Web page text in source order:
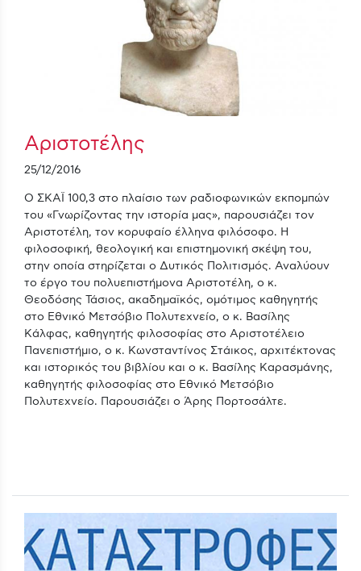
Αριστοτέλης
25/12/2016
Ο ΣΚΑΪ 100,3 στο πλαίσιο των ραδιοφωνικών εκπομπών
του «Γνωρίζοντας την ιστορία μας», παρουσιάζει τον
Αριστοτέλη, τον κορυφαίο έλληνα φιλόσοφο. Η
φιλοσοφική, θεολογική και επιστημονική σκέψη του,
στην οποία στηρίζεται ο Δυτικός Πολιτισμός. Αναλύουν
το έργο του πολυεπιστήμονα Αριστοτέλη, ο κ.
Θεοδόσης Τάσιος, ακαδημαϊκός, ομότιμος καθηγητής
στο Εθνικό Μετσόβιο Πολυτεχνείο, ο κ. Βασίλης
Κάλφας, καθηγητής φιλοσοφίας στο Αριστοτέλειο
Πανεπιστήμιο, ο κ. Κωνσταντίνος Στάικος, αρχιτέκτονας
και ιστορικός του βιβλίου και ο κ. Βασίλης Καρασμάνης,
καθηγητής φιλοσοφίας στο Εθνικό Μετσόβιο
Πολυτεχνείο. Παρουσιάζει ο Άρης Πορτοσάλτε.